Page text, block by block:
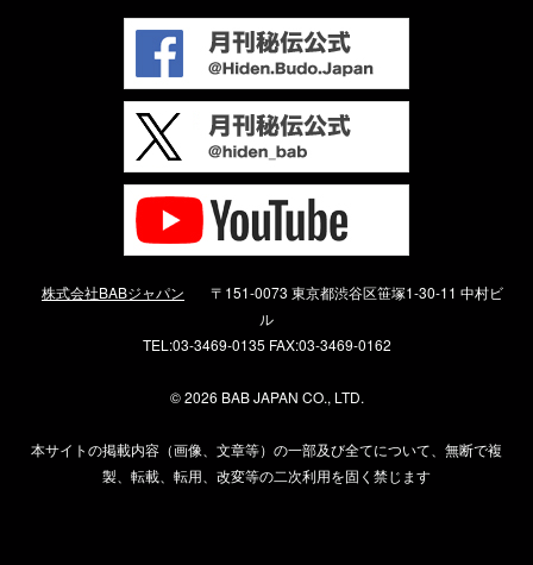
株式会社BABジャパン
〒151-0073 東京都渋谷区笹塚1-30-11 中村ビ
ル
TEL:03-3469-0135 FAX:03-3469-0162
©2026 BAB JAPAN CO., LTD.
本サイトの掲載内容（画像、文章等）の一部及び全てについて、無断で複
製、転載、転用、改変等の二次利用を固く禁じます